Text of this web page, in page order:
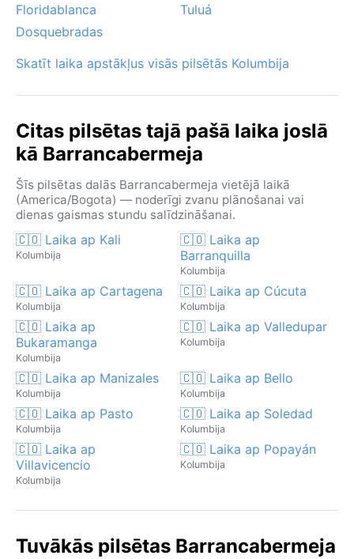
Floridablanca
Tuluá
Dosquebradas
Skatīt laika apstākļus visās pilsētās Kolumbija
Citas pilsētas tajā pašā laika joslā
kā Barrancabermeja
Šīs pilsētas dalās Barrancabermeja vietējā laikā
(America/Bogota) — noderīgi zvanu plānošanai vai
dienas gaismas stundu salīdzināšanai.
🇨🇴 Laika ap Kali
Kolumbija
🇨🇴 Laika ap
Barranquilla
Kolumbija
🇨🇴 Laika ap Cartagena
Kolumbija
🇨🇴 Laika ap Cúcuta
Kolumbija
🇨🇴 Laika ap
Bukaramanga
Kolumbija
🇨🇴 Laika ap Valledupar
Kolumbija
🇨🇴 Laika ap Manizales
Kolumbija
🇨🇴 Laika ap Bello
Kolumbija
🇨🇴 Laika ap Pasto
Kolumbija
🇨🇴 Laika ap Soledad
Kolumbija
🇨🇴 Laika ap
Villavicencio
Kolumbija
🇨🇴 Laika ap Popayán
Kolumbija
Tuvākās pilsētas Barrancabermeja